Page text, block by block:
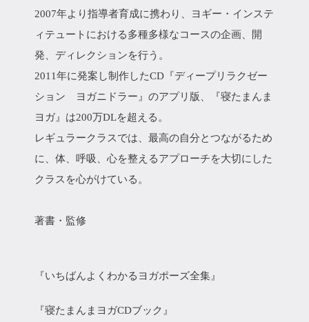
2007年より指導者育成に携わり、ヨギー・インステ
ィテュートにおける多種多様なコースの企画、開
発、ディレクションを行う。
2011年に発案し制作したCD『ディープリラクゼー
ション ヨガニドラー』のアプリ版、『寝たまんま
ヨガ』は200万DLを超える。
レギュラークラスでは、最高の自分とつながるため
に、体、呼吸、心を整えるアプローチを大切にした
クラスを心がけている。
著書・監修
『いちばんよくわかるヨガポーズ全集』
『寝たまんまヨガCDブック』